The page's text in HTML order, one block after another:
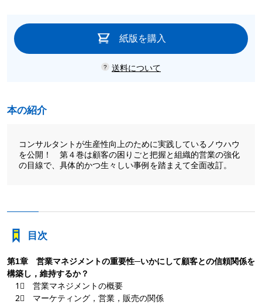
紙版を購入
送料について
本の紹介
コンサルタントが生産性向上のために実践しているノウハウ
を公開！ 第４巻は顧客の困りごと把握と組織的営業の強化
の目線で、具体的かつ生々しい事例を踏まえて全面改訂。
目次
第1章 営業マネジメントの重要性─いかにして顧客との信頼関係を
構築し，維持するか？
1⃣ 営業マネジメントの概要
2⃣ マーケティング，営業，販売の関係